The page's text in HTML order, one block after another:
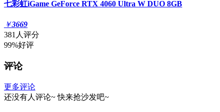
七彩虹iGame GeForce RTX 4060 Ultra W DUO 8GB
￥3669
381人评分
99%好评
评论
更多评论
还没有人评论~ 快来抢沙发吧~